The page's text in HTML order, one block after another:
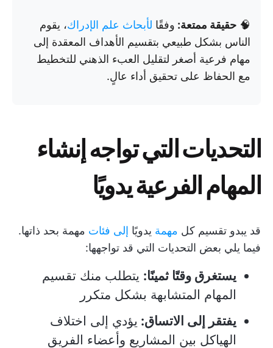
🧠 حقيقة ممتعة: وفقًا لأبحاث علم الإدراك، يقوم
الناس بشكل طبيعي بتقسيم الأهداف المعقدة إلى
مهام فرعية أصغر لتقليل العبء الذهني للتخطيط
مع الحفاظ على تحقيق أداء عالٍ.
التحديات التي تواجه إنشاء
المهام الفرعية يدويًا
قد يبدو تقسيم كل مهمة يدويًا إلى فئات مهمة بحد ذاتها.
فيما يلي بعض التحديات التي قد تواجهها:
يستغرق وقتًا ثمينًا: يتطلب منك تقسيم
المهام المتشابهة بشكل متكرر
يفتقر إلى الاتساق: يؤدي إلى اختلاف
الهياكل بين المشاريع وأعضاء الفريق